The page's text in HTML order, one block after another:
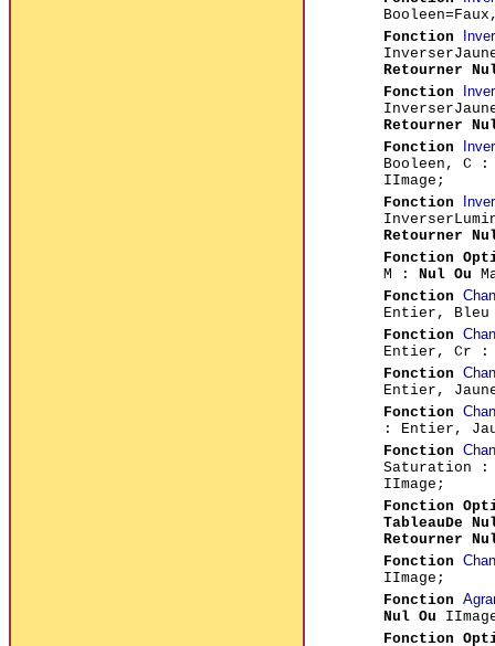
Fonction
Retourner
Fonction
Retourner
Fonction
Booleen, C :
IImage;
Fonction
Retourner
Fonction
M : Nul Ou
Fonction
Entier,
Fonction
Entier, Cr :
Fonction
Entier,
Fonction
: Entier,
Fonction
Saturation :
IImage;
Fonction
TableauDe
Retourner
Fonction
IImage;
Fonction
Nul Ou
Fonction